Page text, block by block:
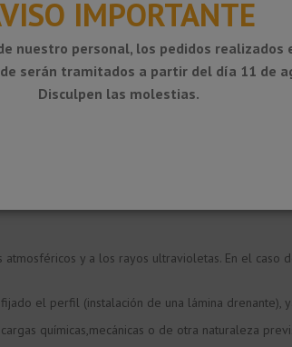
de ángulos internos y externos existen
la altura, en la cual se colocará la estructura
de mortero a una altura apropiada y
Schlüter®- DITRA 25 será necesario nivelar
Schlüter®-TROBA-PLUS. El goteron del
y a los rayos ultravioletas. En el
el perfil (instalación de una lámina drenante),
químicas,mecánicas o de otra naturaleza
IMPORTANTE
nuestro personal, los pedidos realizados
serán tramitados a partir del día 11 de
Disculpen las molestias.